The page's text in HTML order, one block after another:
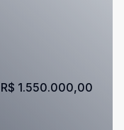
R$ 1.550.000,00